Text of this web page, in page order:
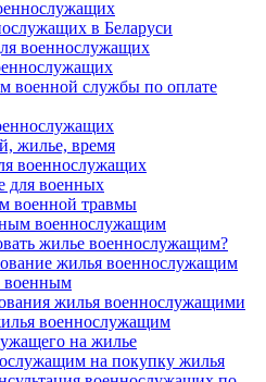
в Беларуси
военнослужащих
военной службы по оплате
жилье, время
военнослужащих
для военных
военной травмы
военнослужащим
жилье военнослужащим?
жилья военнослужащим
военным
жилья военнослужащими
военнослужащим
на жилье
на покупку жилья